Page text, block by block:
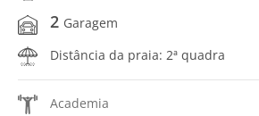
2 Garagem
Distância da praia: 2ª quadra
Academia